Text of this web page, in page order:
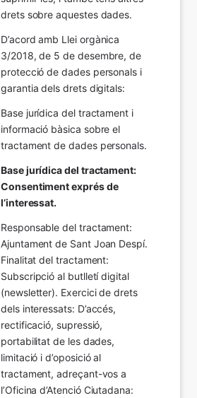
drets sobre aquestes dades.
D’acord amb Llei orgànica
3/2018, de 5 de desembre, de
protecció de dades personals i
garantia dels drets digitals:
Base jurídica del tractament i
informació bàsica sobre el
tractament de dades personals.
Base jurídica del tractament:
Consentiment exprés de
l’interessat.
Responsable del tractament:
Ajuntament de Sant Joan Despí.
Finalitat del tractament:
Subscripció al butlletí digital
(newsletter). Exercici de drets
dels interessats: D’accés,
rectificació, supressió,
portabilitat de les dades,
limitació i d’oposició al
tractament, adreçant-vos a
l’Oficina d’Atenció Ciutadana: